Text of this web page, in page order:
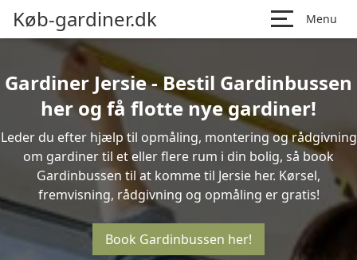
Køb-gardiner.dk Menu
Gardiner Jersie - Bestil Gardinbussen
her og få flotte nye gardiner!
Leder du efter hjælp til opmåling, montering og rådgivning
om gardiner til et eller flere rum i din bolig, så book
Gardinbussen til at komme til Jersie her. Kørsel,
fremvisning, rådgivning og opmåling er gratis!
Book Gardinbussen her!